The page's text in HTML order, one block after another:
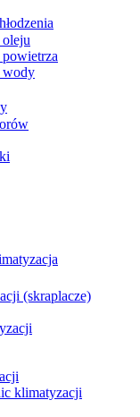
oleju
wody
(skraplacze)
klimatyzacji